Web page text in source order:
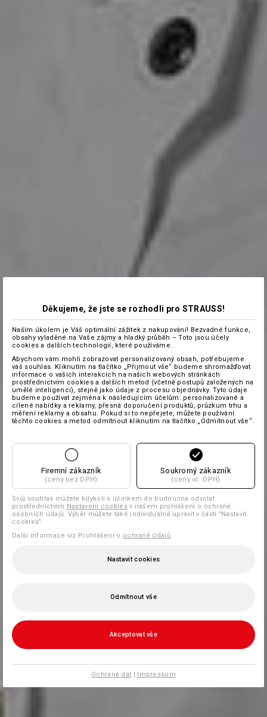
Děkujeme, že jste se rozhodli pro STRAUSS!
Naším úkolem je Váš optimální zážitek z nakupování! Bezvadné funkce,
obsahy vyladěné na Vaše zájmy a hladký průběh – Toto jsou účely
cookies a dalších technologií, které používáme.
Abychom vám mohli zobrazovat personalizovaný obsah, potřebujeme
váš souhlas. Kliknutím na tlačítko „Přijmout vše“ budeme shromažďovat
informace o vašich interakcích na našich webových stránkách
prostřednictvím cookies a dalších metod (včetně postupů založených na
umělé inteligenci), stejně jako údaje z procesu objednávky. Tyto údaje
budeme používat zejména k následujícím účelům: personalizované a
cílené nabídky a reklamy, přesná doporučení produktů, průzkum trhu a
měření reklamy a obsahu. Pokud si to nepřejete, můžete používání
těchto cookies a metod odmítnout kliknutím na tlačítko „Odmítnout vše“.
Firemní zákazník
(ceny bez DPH)
Soukromý zákazník
(ceny vč. DPH)
Svůj souhlas můžete kdykoli s účinkem do budoucna odvolat
prostřednictvím Nastavení cookiesv našem prohlášení o ochraně
osobních údajů. Výběr můžete také individuálně upravit v části "Nastavit
cookies".
Další informace viz Prohlášení o ochraně údajů.
Nastavit cookies
Odmítnout vše
Akceptovat vše
Ochraně dat | Impressum